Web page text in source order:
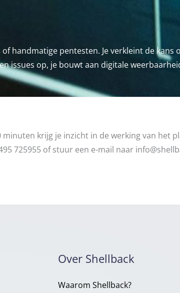
handmatige pentesten. Je verkleint de kans
issues op, je bouwt aan digitale
krijg je inzicht in de werking van het
725955 of stuur een e-mail naar
Over Shellback
Waarom Shellback?